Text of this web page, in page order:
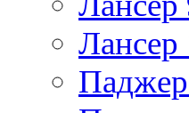
Лансер